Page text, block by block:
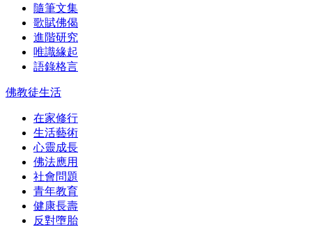
隨筆文集
歌賦佛偈
進階研究
唯識緣起
語錄格言
佛教徒生活
在家修行
生活藝術
心靈成長
佛法應用
社會問題
青年教育
健康長壽
反對墮胎